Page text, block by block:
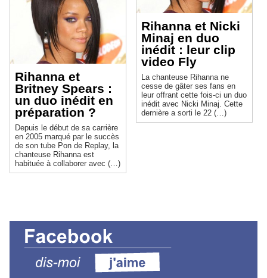
Rihanna et
Britney Spears :
un duo inédit en
préparation ?
Depuis le début de sa carrière
en 2005 marqué par le succès
de son tube Pon de Replay, la
chanteuse Rihanna est
habituée à collaborer avec (…)
Rihanna et Nicki
Minaj en duo
inédit : leur clip
video Fly
La chanteuse Rihanna ne
cesse de gâter ses fans en
leur offrant cette fois-ci un duo
inédit avec Nicki Minaj. Cette
dernière a sorti le 22 (…)